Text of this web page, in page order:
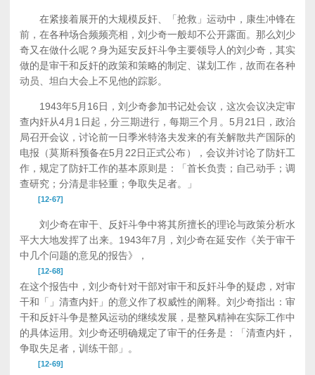
在紧接着展开的大规模反奸、「抢救」运动中，康生冲锋在
前，在各种场合频频亮相，刘少奇一般却不公开露面。那么刘少
奇又在做什么呢？身为延安反奸斗争主要领导人的刘少奇，其实
做的是审干和反奸的政策和策略的制定、谋划工作，故而在各种
动员、坦白大会上不见他的踪影。
1943年5月16日，刘少奇参加书记处会议，这次会议决定审
查内奸从4月1日起，分三期进行，每期三个月。5月21日，政治
局召开会议，讨论前一日季米特洛夫发来的有关解散共产国际的
电报（莫斯科预备在5月22日正式公布），会议并讨论了防奸工
作，规定了防奸工作的基本原则是：「首长负责；自己动手；调
查研究；分清是非轻重；争取失足者。」
[12-67]
刘少奇在审干、反奸斗争中将其所擅长的理论与政策分析水
平大大地发挥了出来。1943年7月，刘少奇在延安作《关于审干
中几个问题的意见的报告》，
[12-68]
在这个报告中，刘少奇针对干部对审干和反奸斗争的疑虑，对审
干和「」清查内奸」的意义作了权威性的阐释。刘少奇指出：审
干和反奸斗争是整风运动的继续发展，是整风精神在实际工作中
的具体运用。刘少奇还明确规定了审干的任务是：「清查内奸，
争取失足者，训练干部」。
[12-69]